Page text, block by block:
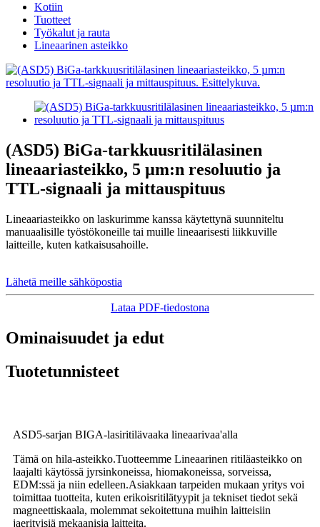
Kotiin
Tuotteet
Työkalut ja rauta
Lineaarinen asteikko
(ASD5) BiGa-tarkkuusritilälasinen
lineaariasteikko, 5 µm:n resoluutio ja
TTL-signaali ja mittauspituus
Lineaariasteikko on laskurimme kanssa käytettynä suunniteltu
manuaalisille työstökoneille tai muille lineaarisesti liikkuville
laitteille, kuten katkaisusahoille.
Lähetä meille sähköpostia
Lataa PDF-tiedostona
Ominaisuudet ja edut
Tuotetunnisteet
ASD5-sarjan BIGA-lasiritilävaaka lineaarivaa'alla
Tämä on hila-asteikko.Tuotteemme Lineaarinen ritiläasteikko on
laajalti käytössä jyrsinkoneissa, hiomakoneissa, sorveissa,
EDM:ssä ja niin edelleen.Asiakkaan tarpeiden mukaan yritys voi
toimittaa tuotteita, kuten erikoisritilätyypit ja tekniset tiedot sekä
magneettiskaala, molemmat sekoitettuna muihin laitteisiin
jaerityisiä mekaanisia laitteita.